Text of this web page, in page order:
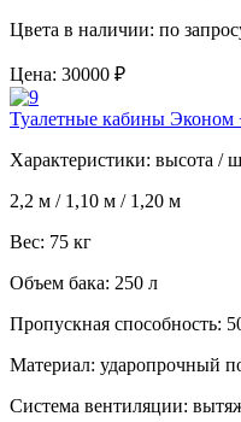
Цвета в наличии: по
Цена: 30000 ₽
Туалетные кабины Эконом
Характеристики: высота /
2,2 м / 1,10 м / 1,20 м
Вес: 75 кг
Объем бака: 250 л
Пропускная способность:
Материал: ударопрочный
Система вентиляции: